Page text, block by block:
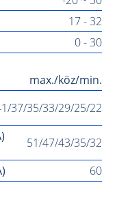
17 - 32
0 - 30
max./köz/min.
37/35/33/29/25/22
51/47/43/35/32
60